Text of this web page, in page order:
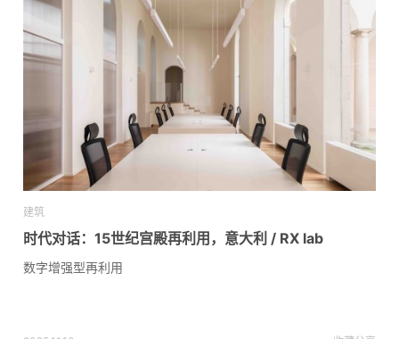
建筑
时代对话：15世纪宫殿再利用，意大利 / RX lab
数字增强型再利用